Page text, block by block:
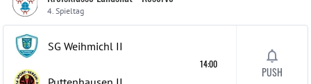
4. Spieltag
SG Weihmichl II
14:00
PUSH